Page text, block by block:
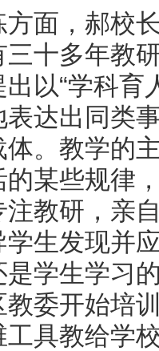
面，郝校
十多年教
以“学科育
达出同类
体。教学的
某些规律
教研，亲
生发现并
学生学习
委开始培
具教给学